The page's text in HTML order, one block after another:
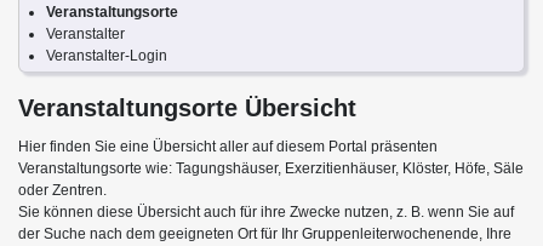
Veranstaltungsorte
Veranstalter
Veranstalter-Login
Veranstaltungsorte Übersicht
Hier finden Sie eine Übersicht aller auf diesem Portal präsenten
Veranstaltungsorte wie: Tagungshäuser, Exerzitienhäuser, Klöster, Höfe, Säle
oder Zentren.
Sie können diese Übersicht auch für ihre Zwecke nutzen, z. B. wenn Sie auf
der Suche nach dem geeigneten Ort für Ihr Gruppenleiterwochenende, Ihre